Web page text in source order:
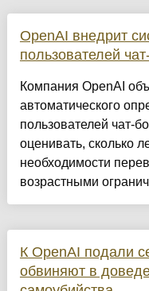
OpenAI внедрит
пользователей
Компания OpenAI
автоматического
пользователей чат-
оценивать, сколько
необходимости
возрастными
К OpenAI подали
обвиняют в